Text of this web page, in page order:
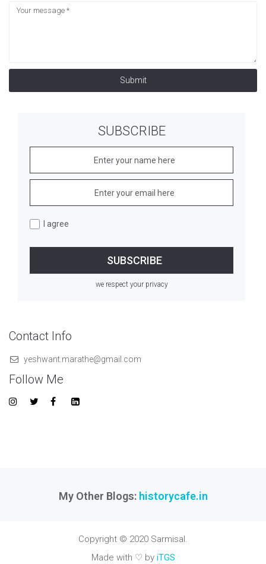
Submit
SUBSCRIBE
I agree
we respect your privacy
Contact Info
yeshwant.marathe@gmail.com
Follow Me
My Other Blogs: historycafe.in
Copyright © 2020 Sarmisal.
Made with ♡ by iTGS